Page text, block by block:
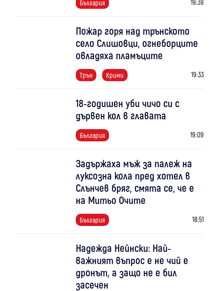
България
Пожар горя над трънското
село Слишовци, огнеборците
овладяха пламъците
Трън Крими 19:33
18-годишен уби чичо си с
дървен кол в главата
България 19:09
Задържаха мъж за палеж на
луксозна кола пред хотел в
Слънчев бряг, смята се, че е
на Митьо Очите
България 18:51
Надежда Нейнски: Най-
важният въпрос е не чий е
дронът, а защо не е бил
засечен